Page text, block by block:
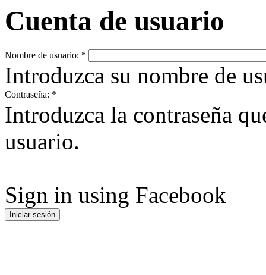
Cuenta de usuario
Nombre de usuario: *
Introduzca su nombre de
Contraseña: *
Introduzca la contraseña
usuario.
Sign in using Facebook